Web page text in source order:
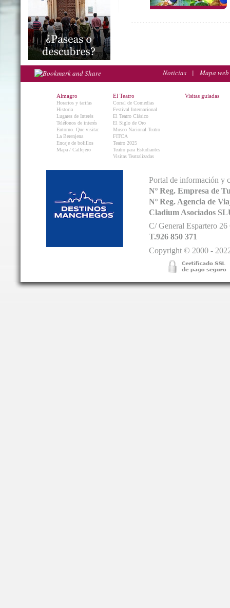
Noticias | Mapa web
Almagro
Horarios y tarifas
Historia
Lugares de Interés
Teléfonos de interés
Entorno. Que visitar.
La Berenjena
Encaje de bolillos
Mapa / Callejero
El Teatro
Corral de Comedias
Festival Internacional
El Teatro Clásico
El Siglo de Oro
Museo Nacional Teatro
FITCA
Teatro 2025
Teatro para Estudiantes
Visitas Teatralizadas
Visitas guiadas
Portal de información y
Nº Reg. Empresa de
Nº Reg. Agencia de
Cladium Asociados
C/ General Espartero
T.926 850 371
Copyright © 2000 -